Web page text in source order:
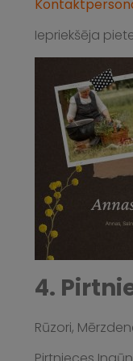
Iepriekšēja
4.
Rūzori,